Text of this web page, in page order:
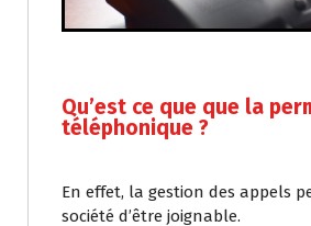
Qu’est ce que que la
téléphonique ?
En effet, la gestion des appels
société d’être joignable.